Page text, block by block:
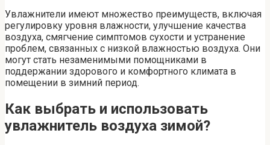
Увлажнители имеют множество преимуществ, включая
регулировку уровня влажности, улучшение качества
воздуха, смягчение симптомов сухости и устранение
проблем, связанных с низкой влажностью воздуха. Они
могут стать незаменимыми помощниками в
поддержании здорового и комфортного климата в
помещении в зимний период.
Как выбрать и использовать
увлажнитель воздуха зимой?